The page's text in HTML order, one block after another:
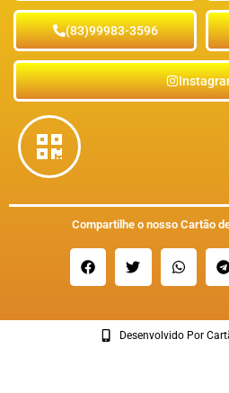
(83)99983-3596
Compartilhe o nosso Cartão
Desenvolvido Por